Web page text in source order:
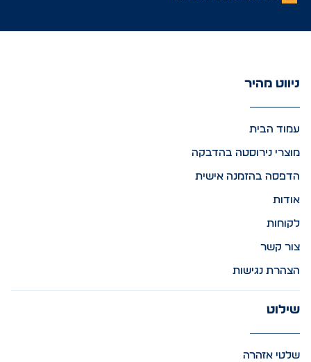
ניווט מהיר
עמוד הבית
מוצרי נירוסטה בהדבקה
הדפסה בהזמנה אישית
אודות
לקוחות
צור קשר
הצהרת נגישות
שילוט
שלטי אזהרה